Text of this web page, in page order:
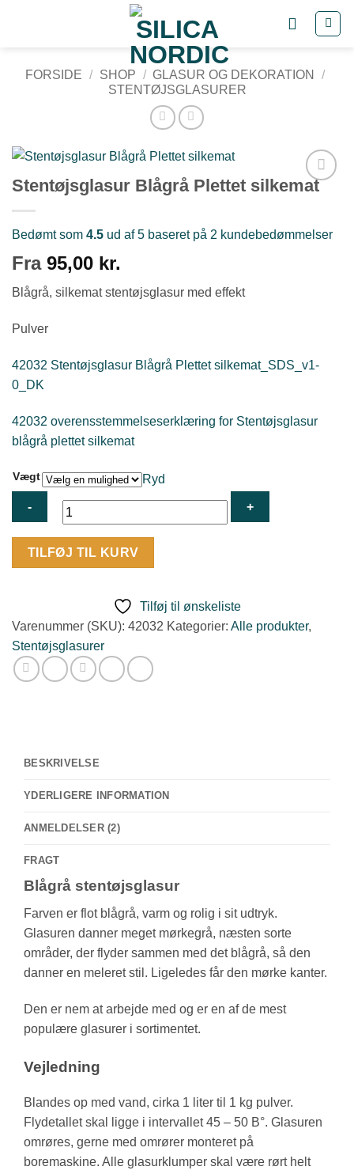
FORSIDE / SHOP / GLASUR OG DEKORATION
/
STENTØJSGLASURER
Tilføj til
Stentøjsglasur Blågrå Plettet silkemat
Bedømt som 4.5 ud af 5 baseret på 2 kundebedømmelser
Fra 95,00 kr.
Blågrå, silkemat stentøjsglasur med effekt
Pulver
42032 Stentøjsglasur Blågrå Plettet silkemat_SDS_v1-
0_DK
42032 overensstemmelseserklæring for Stentøjsglasur
blågrå plettet silkemat
Vægt Ryd
Stentøjsglasur
TILFØJ TIL KURV
Tilføj til ønskeliste
Varenummer (SKU): 42032 Kategorier: Alle produkter,
Stentøjsglasurer
BESKRIVELSE
YDERLIGERE INFORMATION
ANMELDELSER (2)
FRAGT
Blågrå stentøjsglasur
Farven er flot blågrå, varm og rolig i sit udtryk.
Glasuren danner meget mørkegrå, næsten sorte
områder, der flyder sammen med det blågrå, så den
danner en meleret stil. Ligeledes får den mørke kanter.
Den er nem at arbejde med og er en af de mest
populære glasurer i sortimentet.
Vejledning
Blandes op med vand, cirka 1 liter til 1 kg pulver.
Flydetallet skal ligge i intervallet 45 – 50 B°. Glasuren
omrøres, gerne med omrører monteret på
boremaskine. Alle glasurklumper skal være rørt helt